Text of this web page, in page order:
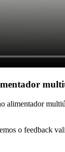
alimentador
o feedback